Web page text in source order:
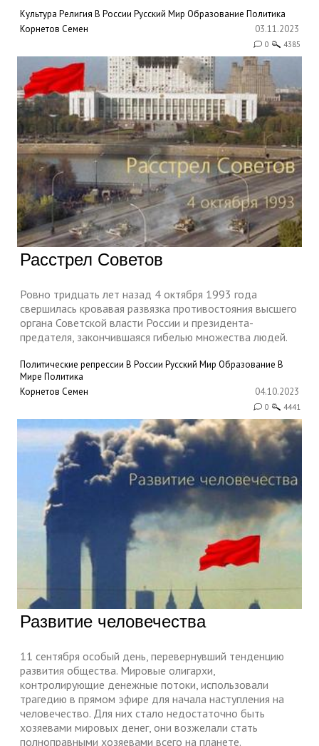
Культура Религия В России Русский Мир Образование Политика
Корнетов Семен
03.11.2023
0 4385
Расстрел Советов
Ровно тридцать лет назад 4 октября 1993 года
свершилась кровавая развязка противостояния высшего
органа Советской власти России и президента-
предателя, закончившаяся гибелью множества людей.
Политические репрессии В России Русский Мир Образование В
Мире Политика
Корнетов Семен
04.10.2023
0 4441
Развитие человечества
11 сентября особый день, перевернувший тенденцию
развития общества. Мировые олигархи,
контролирующие денежные потоки, использовали
трагедию в прямом эфире для начала наступления на
человечество. Для них стало недостаточно быть
хозяевами мировых денег, они возжелали стать
полноправными хозяевами всего на планете.